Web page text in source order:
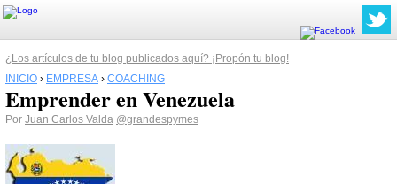
¿Los artículos de tu blog publicados aquí? ¡Propón tu blog!
INICIO › EMPRESA › COACHING
Emprender en Venezuela
Por Juan Carlos Valda @grandespymes